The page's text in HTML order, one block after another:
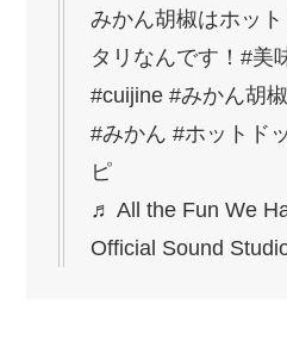
みかん胡椒はホッ
タリなんです！#美
#cuijine #みかん胡椒
#みかん #ホットド
ピ
♬ All the Fun We
Official Sound